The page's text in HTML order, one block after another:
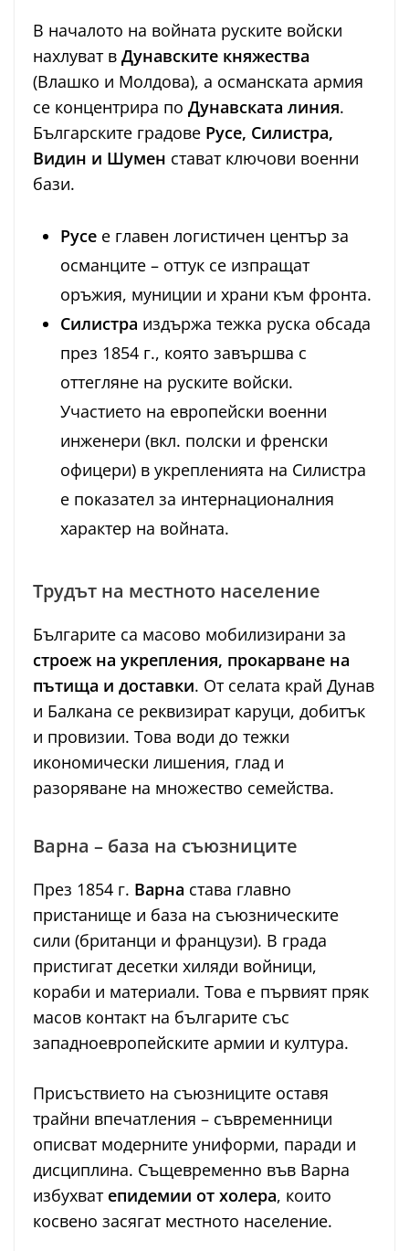
В началото на войната руските войски
нахлуват в Дунавските княжества
(Влашко и Молдова), а османската армия
се концентрира по Дунавската линия.
Българските градове Русе, Силистра,
Видин и Шумен стават ключови военни
бази.
Русе е главен логистичен център за
османците – оттук се изпращат
оръжия, муниции и храни към фронта.
Силистра издържа тежка руска обсада
през 1854 г., която завършва с
оттегляне на руските войски.
Участието на европейски военни
инженери (вкл. полски и френски
офицери) в укрепленията на Силистра
е показател за интернационалния
характер на войната.
Трудът на местното население
Българите са масово мобилизирани за
строеж на укрепления, прокарване на
пътища и доставки. От селата край Дунав
и Балкана се реквизират каруци, добитък
и провизии. Това води до тежки
икономически лишения, глад и
разоряване на множество семейства.
Варна – база на съюзниците
През 1854 г. Варна става главно
пристанище и база на съюзническите
сили (британци и французи). В града
пристигат десетки хиляди войници,
кораби и материали. Това е първият пряк
масов контакт на българите със
западноевропейските армии и култура.
Присъствието на съюзниците оставя
трайни впечатления – съвременници
описват модерните униформи, паради и
дисциплина. Същевременно във Варна
избухват епидемии от холера, които
косвено засягат местното население.